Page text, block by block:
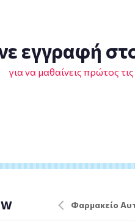
εγγραφή
για να μαθαίνεις πρώτος
Φαρμακείο